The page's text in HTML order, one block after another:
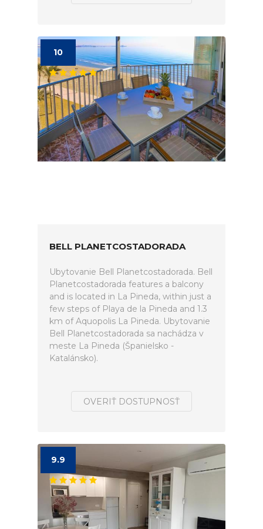
10
BELL PLANETCOSTADORADA
Ubytovanie Bell Planetcostadorada. Bell
Planetcostadorada features a balcony
and is located in La Pineda, within just a
few steps of Playa de la Pineda and 1.3
km of Aquopolis La Pineda. Ubytovanie
Bell Planetcostadorada sa nachádza v
meste La Pineda (Španielsko -
Katalánsko).
OVERIŤ DOSTUPNOSŤ
9.9